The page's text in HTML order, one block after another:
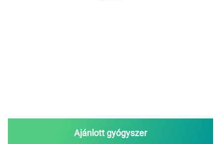
Ajánlott gyógyszer